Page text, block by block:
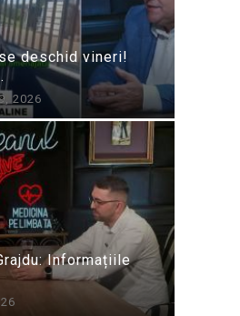
deschid vineri!
2026
Informațiile